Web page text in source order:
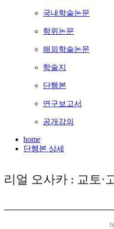
국내학술논문
학위논문
해외학술논문
학술지
단행본
연구보고서
공개강의
home
단행본 상세
리얼 오사카 : 교토·